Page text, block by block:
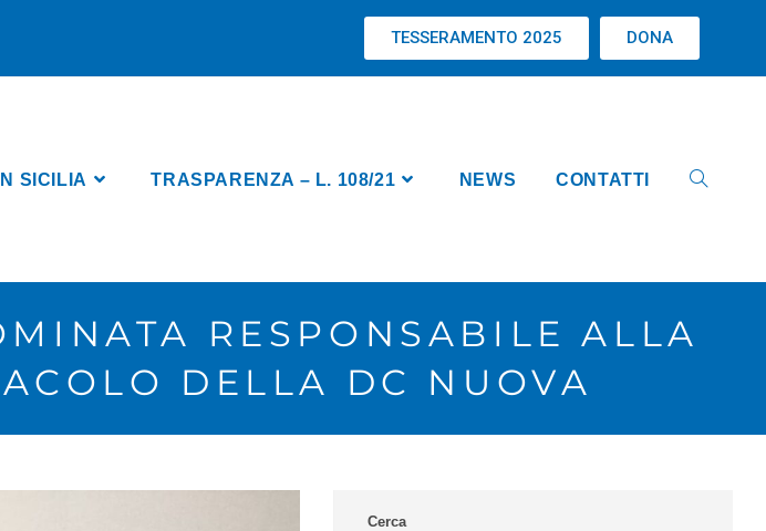
TESSERAMENTO 2025 DONA
SICILIA TRASPARENZA – L. 108/21 NEWS CONTATTI
RESPONSABILE ALLA
DELLA DC NUOVA
Cerca